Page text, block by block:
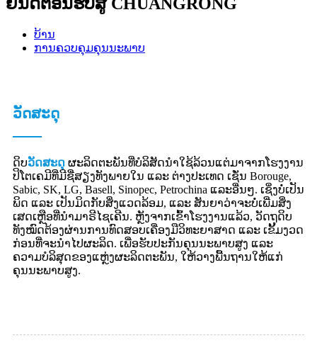
ບ້ານ
ການຄວບຄຸມຄຸນນະພາບ
ວັດສະດຸ
ດິບວັດສະດຸ ຜະລິດຕະພັນທີ່ບໍລິສັດນຳໃຊ້ລ້ວນແຕ່ມາຈາກໂຮງງານ
ປິໂຕເຄມີທີ່ມີຊື່ສຽງທັງພາຍໃນ ແລະ ຕ່າງປະເທດ ເຊັ່ນ Borouge,
Sabic, SK, LG, Basell, Sinopec, Petrochina ແລະອື່ນໆ. ເຊິ່ງບໍ່ເປັນ
ພິດ ແລະ ເປັນມິດກັບສິ່ງແວດລ້ອມ, ແລະ ສັນຍາວ່າຈະບໍ່ເພີ່ມສິ່ງ
ເສດເຫຼືອທີ່ນຳມາຣີໄຊເຄີນ. ຫຼັງຈາກເຂົ້າໂຮງງານແລ້ວ, ວັດຖຸດິບ
ທັງໝົດຕ້ອງຜ່ານການທົດສອບເຄື່ອງມືວິທະຍາສາດ ແລະ ເຂັ້ມງວດ
ກ່ອນທີ່ຈະນຳໄປຜະລິດ. ເພື່ອຮັບປະກັນຄຸນນະພາບສູງ ແລະ
ຄວາມບໍລິສຸດຂອງແຫຼ່ງຜະລິດຕະພັນ, ໃຫ້ວາງພື້ນຖານໃຫ້ແກ່
ຄຸນນະພາບສູງ.